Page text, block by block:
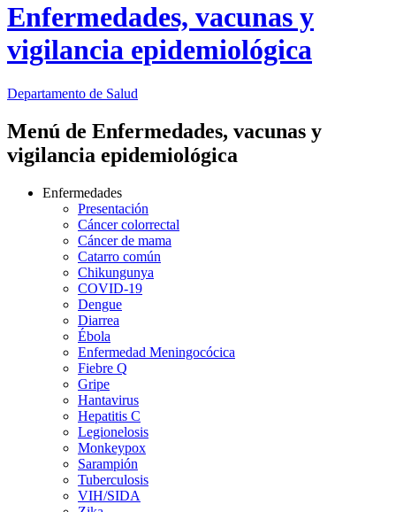
Enfermedades, vacunas y
vigilancia epidemiológica
Departamento de Salud
Menú de Enfermedades, vacunas y
vigilancia epidemiológica
Enfermedades
Presentación
Cáncer colorrectal
Cáncer de mama
Catarro común
Chikungunya
COVID-19
Dengue
Diarrea
Ébola
Enfermedad Meningocócica
Fiebre Q
Gripe
Hantavirus
Hepatitis C
Legionelosis
Monkeypox
Sarampión
Tuberculosis
VIH/SIDA